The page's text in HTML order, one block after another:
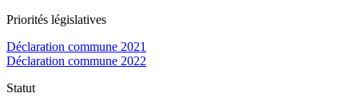
Priorités législatives
Déclaration commune 2021
Déclaration commune 2022
Statut